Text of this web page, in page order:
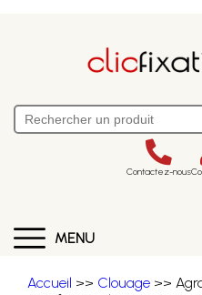
Contactez-nous
MENU
Accueil >> Clouage >>